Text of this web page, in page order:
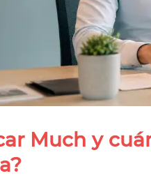
Much y